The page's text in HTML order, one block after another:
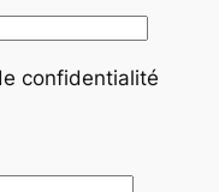
confidentialité